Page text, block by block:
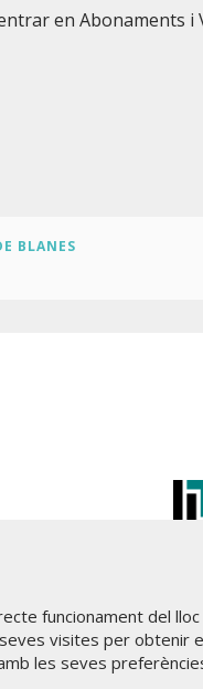
en Abonaments
BLANES
funcionament del
visites per obtenir
les seves